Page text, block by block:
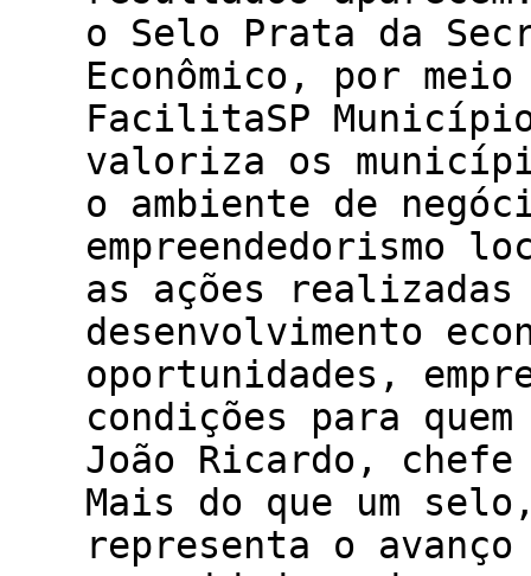
o Selo Prata da
Econômico, por meio
FacilitaSP
valoriza os
o ambiente de
empreendedorismo
as ações
desenvolvimento
oportunidades,
condições para
João Ricardo,
Mais do que um
representa o